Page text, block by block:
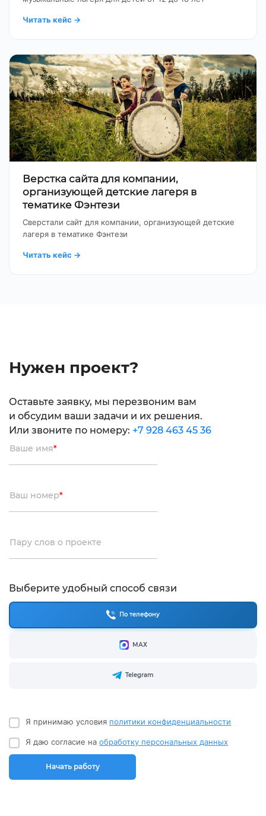
Читать кейс →
Верстка сайта для компании,
организующей детские лагеря в
тематике Фэнтези
Сверстали сайт для компании, организующей детские
лагеря в тематике Фэнтези
Читать кейс →
Нужен проект?
Оставьте заявку, мы перезвоним вам
и обсудим ваши задачи и их решения.
Или звоните по номеру: +7 928 463 45 36
Ваше имя*
Ваш номер*
Пару слов о проекте
Выберите удобный способ связи
По телефону
МАХ
Telegram
Я принимаю условия политики конфиденциальности
Я даю согласие на обработку персональных данных
Начать работу